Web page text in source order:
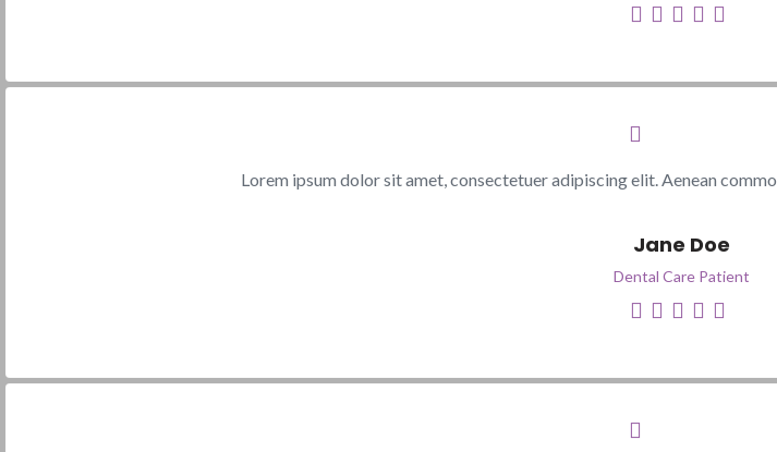
Lorem ipsum dolor sit amet, consectetuer adipiscing elit. Aenean
Jane Doe
Dental Care Patient